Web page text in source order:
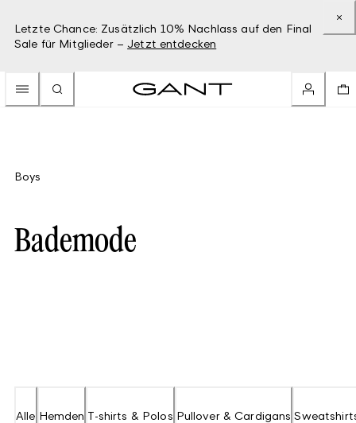
Letzte Chance: Zusätzlich 10% Nachlass auf den Final
Sale für Mitglieder – Jetzt entdecken
Boys
Bademode
Alle Hemden T-shirts & Polos Pullover & Cardigans